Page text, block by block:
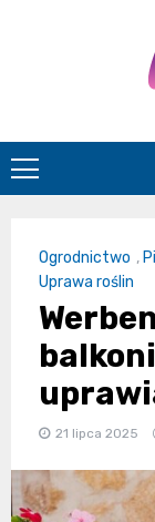
Ogrodnictwo ,
Uprawa roślin
21 lipca 2025